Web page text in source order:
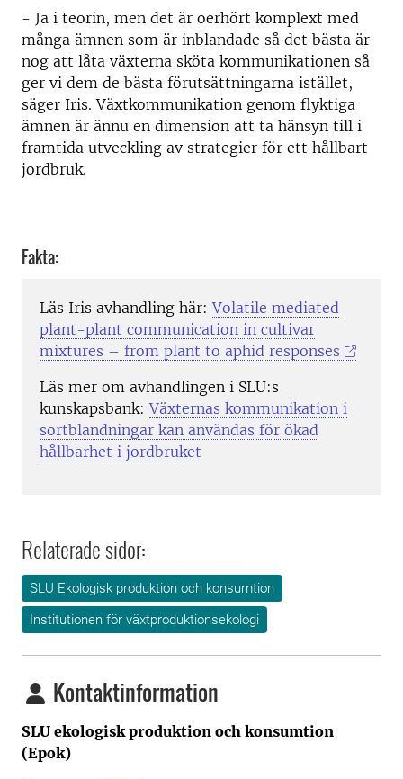
- Ja i teorin, men det är oerhört komplext med
många ämnen som är inblandade så det bästa är
nog att låta växterna sköta kommunikationen så
ger vi dem de bästa förutsättningarna istället,
säger Iris. Växtkommunikation genom flyktiga
ämnen är ännu en dimension att ta hänsyn till i
framtida utveckling av strategier för ett hållbart
jordbruk.
Fakta:
Läs Iris avhandling här:Volatile mediated
plant-plant communication in cultivar
mixtures – from plant to aphid responses
Läs mer om avhandlingen i SLU:s
kunskapsbank:Växternas kommunikation i
sortblandningar kan användas för ökad
hållbarhet i jordbruket
Relaterade sidor:
SLU Ekologisk produktion och konsumtion
Institutionen för växtproduktionsekologi
Kontaktinformation
SLU ekologisk produktion och konsumtion
(Epok)